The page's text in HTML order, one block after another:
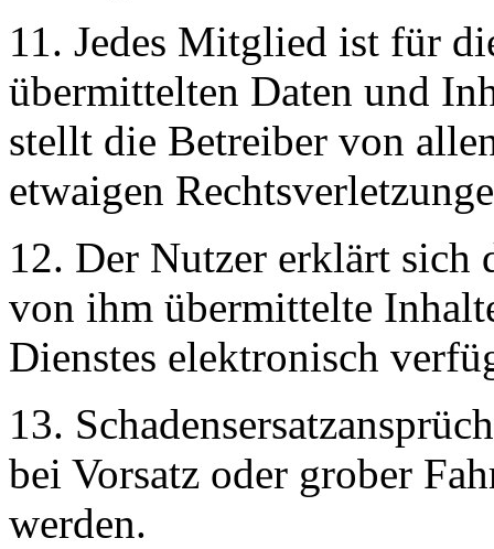
11. Jedes Mitglied ist für
übermittelten Daten und
stellt die Betreiber von
etwaigen
12. Der Nutzer erklärt sich
von ihm übermittelte
Dienstes elektronisch
13.
bei Vorsatz oder grober
werden.